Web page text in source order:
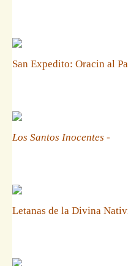
San Expedito: Oracin al
Los Santos Inocentes -
Letanas de la Divina